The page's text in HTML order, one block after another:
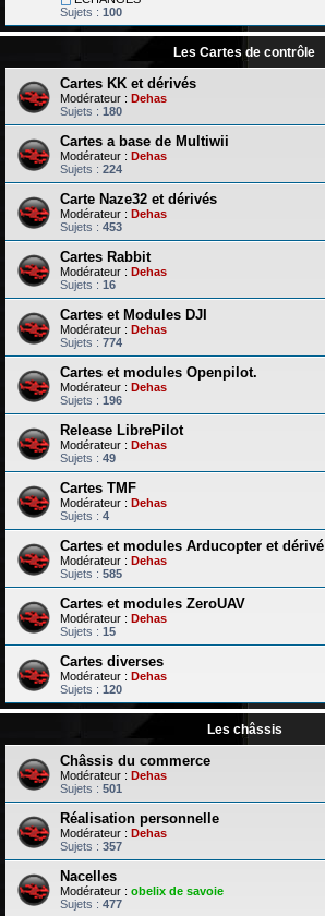
Sujets : 100
Les Cartes de contrôle
Cartes KK et dérivés
Modérateur : Dehas
Sujets : 180
Cartes a base de Multiwii
Modérateur : Dehas
Sujets : 224
Carte Naze32 et dérivés
Modérateur : Dehas
Sujets : 453
Cartes Rabbit
Modérateur : Dehas
Sujets : 16
Cartes et Modules DJI
Modérateur : Dehas
Sujets : 774
Cartes et modules Openpilot.
Modérateur : Dehas
Sujets : 196
Release LibrePilot
Modérateur : Dehas
Sujets : 49
Cartes TMF
Modérateur : Dehas
Sujets : 4
Cartes et modules Arducopter et dérivé
Modérateur : Dehas
Sujets : 585
Cartes et modules ZeroUAV
Modérateur : Dehas
Sujets : 15
Cartes diverses
Modérateur : Dehas
Sujets : 120
Les châssis
Châssis du commerce
Modérateur : Dehas
Sujets : 501
Réalisation personnelle
Modérateur : Dehas
Sujets : 357
Nacelles
Modérateur : obelix de savoie
Sujets : 477